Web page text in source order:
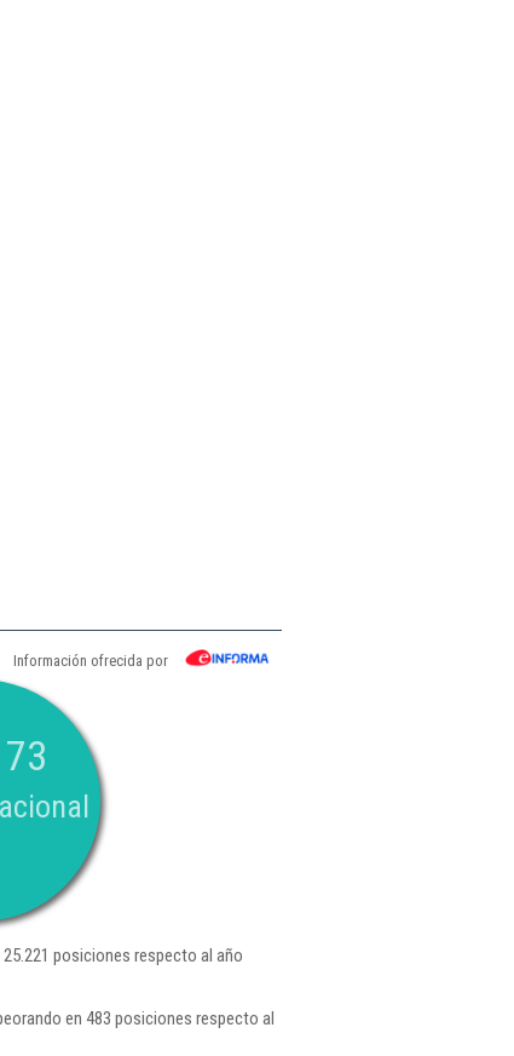
Información ofrecida por
posiciones respecto al año
en 483 posiciones respecto al